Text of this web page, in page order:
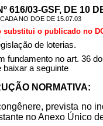
616/03-GSF, DE 10
NO DOE DE 15.07.03
substitui o publicado no
de loterias.
no art. 36
baixar a seguinte
NORMATIVA:
prevista no
no Anexo Único